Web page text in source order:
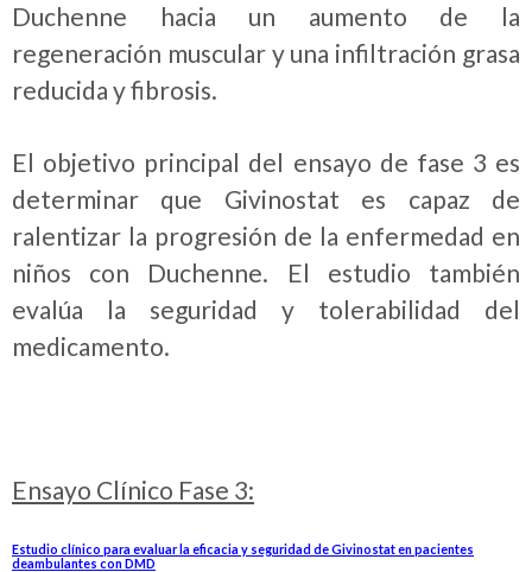
Duchenne hacia un aumento de la
regeneración muscular y una infiltración grasa
reducida y fibrosis.
El objetivo principal del ensayo de fase 3 es
determinar que Givinostat es capaz de
ralentizar la progresión de la enfermedad en
niños con Duchenne. El estudio también
evalúa la seguridad y tolerabilidad del
medicamento.
Ensayo Clínico Fase 3:
Estudio clínico para evaluar la eficacia y seguridad de Givinostat en pacientes
deambulantes con DMD